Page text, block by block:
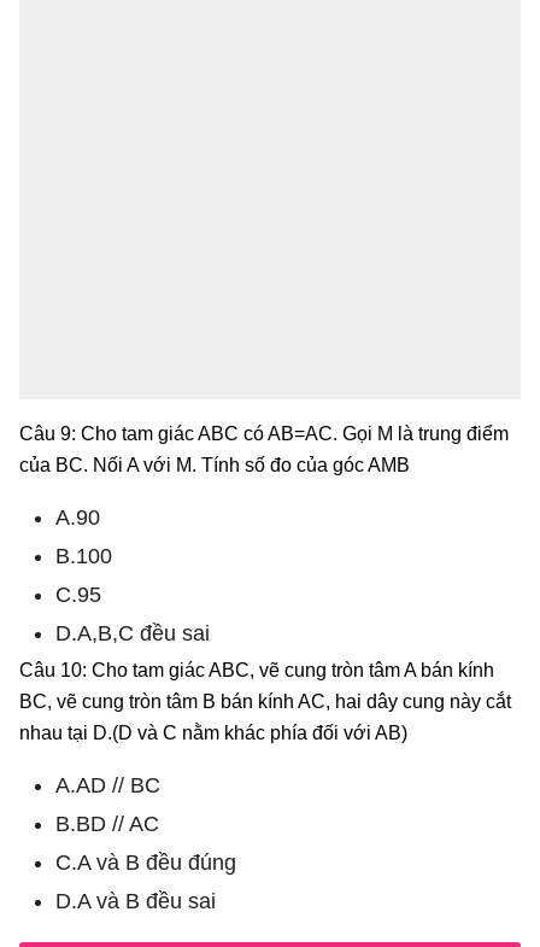
Câu 9: Cho tam giác ABC có AB=AC. Gọi M là trung điểm
của BC. Nối A với M. Tính số đo của góc AMB
A.90
B.100
C.95
D.A,B,C đều sai
Câu 10: Cho tam giác ABC, vẽ cung tròn tâm A bán kính
BC, vẽ cung tròn tâm B bán kính AC, hai dây cung này cắt
nhau tại D.(D và C nằm khác phía đối với AB)
A.AD // BC
B.BD // AC
C.A và B đều đúng
D.A và B đều sai